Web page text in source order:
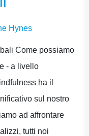
Hynes
Come possiamo
- a livello
ha il
sul nostro
ad affrontare
tutti noi